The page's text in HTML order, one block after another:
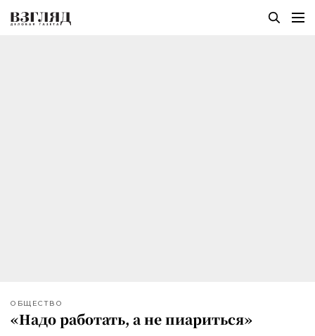
ОБЩЕСТВО
«Надо работать, а не пиариться»